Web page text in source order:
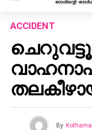
ACCIDENT
By